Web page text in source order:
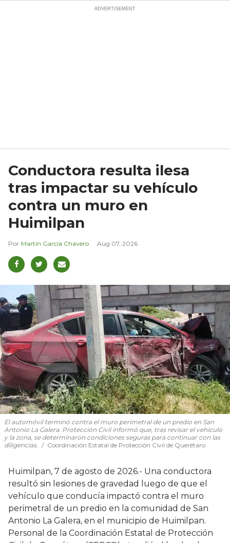
Conductora resulta ilesa
tras impactar su vehículo
contra un muro en
Huimilpan
Martín García Chavero Aug 07, 2026
El automóvil terminó contra el muro perimetral de un predio en San
Antonio La Galera. Protección Civil informó que, tras revisar el vehículo
y la zona, se determinaron condiciones seguras para continuar con las
diligencias.
Coordinación Estatal de Protección Civil de Querétaro
Huimilpan, 7 de agosto de 2026.- Una conductora
resultó sin lesiones de gravedad luego de que el
vehículo que conducía impactó contra el muro
perimetral de un predio en la comunidad de San
Antonio La Galera, en el municipio de Huimilpan.
Personal de la Coordinación Estatal de Protección